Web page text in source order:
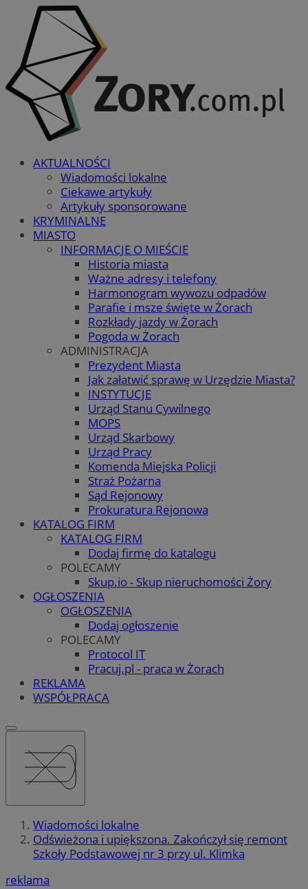
AKTUALNOŚCI
Wiadomości lokalne
Ciekawe artykuły
Artykuły sponsorowane
KRYMINALNE
MIASTO
INFORMACJE O MIEŚCIE
Historia miasta
Ważne adresy i telefony
Harmonogram wywozu odpadów
Parafie i msze święte w Żorach
Rozkłady jazdy w Żorach
Pogoda w Żorach
ADMINISTRACJA
Prezydent Miasta
Jak załatwić sprawę w Urzędzie Miasta?
INSTYTUCJE
Urząd Stanu Cywilnego
MOPS
Urząd Skarbowy
Urząd Pracy
Komenda Miejska Policji
Straż Pożarna
Sąd Rejonowy
Prokuratura Rejonowa
KATALOG FIRM
KATALOG FIRM
Dodaj firmę do katalogu
POLECAMY
Skup.io - Skup nieruchomości Żory
OGŁOSZENIA
OGŁOSZENIA
Dodaj ogłoszenie
POLECAMY
Protocol IT
Pracuj.pl - praca w Żorach
REKLAMA
WSPÓŁPRACA
Wiadomości lokalne
Odświeżona i upiększona. Zakończył się remont
Szkoły Podstawowej nr 3 przy ul. Klimka
reklama